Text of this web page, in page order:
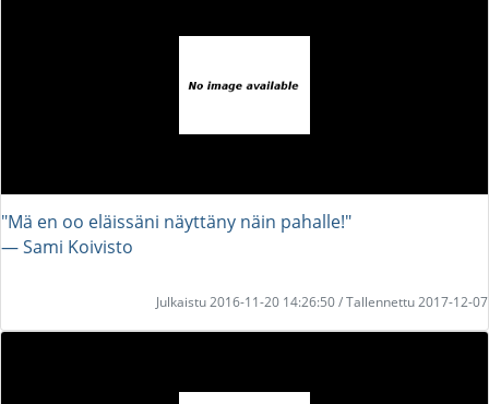
"Mä en oo eläissäni näyttäny näin pahalle!"
― Sami Koivisto
Julkaistu 2016-11-20 14:26:50 / Tallennettu 2017-12-07